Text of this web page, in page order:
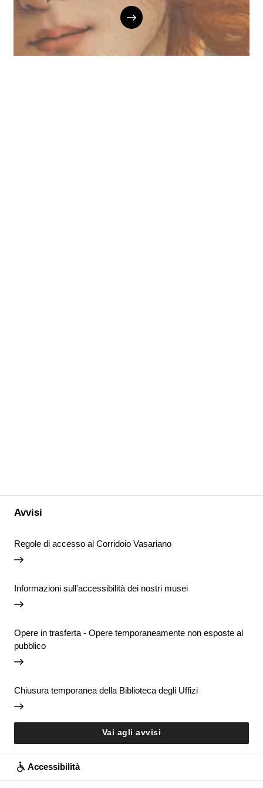
Avvisi
Regole di accesso al Corridoio Vasariano
Informazioni sull'accessibilità dei nostri musei
Opere in trasferta - Opere temporaneamente non esposte al
pubblico
Chiusura temporanea della Biblioteca degli Uffizi
Vai agli avvisi
Accessibilità